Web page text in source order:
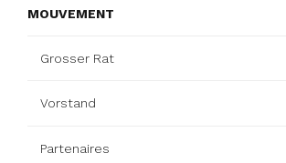
MOUVEMENT
Grosser Rat
Vorstand
Partenaires